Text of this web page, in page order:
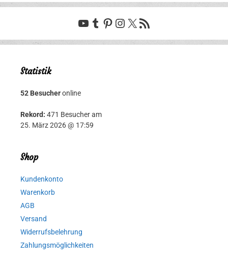
YouTube
Tumblr
Pinterest
Instagram
X RSS-Feed
Statistik
52 Besucheronline
Rekord: 471 Besucher am
25. März 2026 @ 17:59
Shop
Kundenkonto
Warenkorb
AGB
Versand
Widerrufsbelehrung
Zahlungsmöglichkeiten